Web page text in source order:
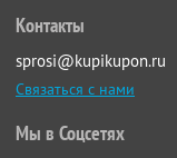
Контакты
sprosi@kupikupon.ru
Связаться с нами
Мы в Соцсетях